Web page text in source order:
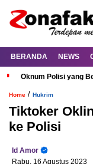
BERANDA NEWS
Oknum Polisi yang
Home / Hukrim
Tiktoker
ke Polisi
Id Amor
Rabu, 16 Agustus 2023